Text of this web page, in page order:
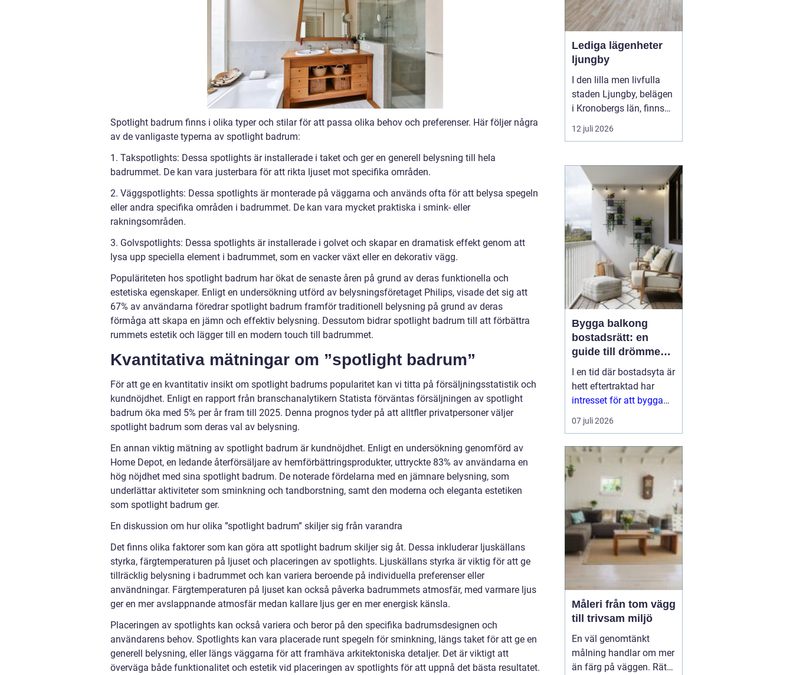
Spotlight badrum finns i olika typer och stilar för att passa olika behov och preferenser. Här följer några
av de vanligaste typerna av spotlight badrum:
1. Takspotlights: Dessa spotlights är installerade i taket och ger en generell belysning till hela
badrummet. De kan vara justerbara för att rikta ljuset mot specifika områden.
2. Väggspotlights: Dessa spotlights är monterade på väggarna och används ofta för att belysa spegeln
eller andra specifika områden i badrummet. De kan vara mycket praktiska i smink- eller
rakningsområden.
3. Golvspotlights: Dessa spotlights är installerade i golvet och skapar en dramatisk effekt genom att
lysa upp speciella element i badrummet, som en vacker växt eller en dekorativ vägg.
Populäriteten hos spotlight badrum har ökat de senaste åren på grund av deras funktionella och
estetiska egenskaper. Enligt en undersökning utförd av belysningsföretaget Philips, visade det sig att
67% av användarna föredrar spotlight badrum framför traditionell belysning på grund av deras
förmåga att skapa en jämn och effektiv belysning. Dessutom bidrar spotlight badrum till att förbättra
rummets estetik och lägger till en modern touch till badrummet.
Kvantitativa mätningar om ”spotlight badrum”
För att ge en kvantitativ insikt om spotlight badrums popularitet kan vi titta på försäljningsstatistik och
kundnöjdhet. Enligt en rapport från branschanalytikern Statista förväntas försäljningen av spotlight
badrum öka med 5% per år fram till 2025. Denna prognos tyder på att alltfler privatpersoner väljer
spotlight badrum som deras val av belysning.
En annan viktig mätning av spotlight badrum är kundnöjdhet. Enligt en undersökning genomförd av
Home Depot, en ledande återförsäljare av hemförbättringsprodukter, uttryckte 83% av användarna en
hög nöjdhet med sina spotlight badrum. De noterade fördelarna med en jämnare belysning, som
underlättar aktiviteter som sminkning och tandborstning, samt den moderna och eleganta estetiken
som spotlight badrum ger.
En diskussion om hur olika ”spotlight badrum” skiljer sig från varandra
Det finns olika faktorer som kan göra att spotlight badrum skiljer sig åt. Dessa inkluderar ljuskällans
styrka, färgtemperaturen på ljuset och placeringen av spotlights. Ljuskällans styrka är viktig för att ge
tillräcklig belysning i badrummet och kan variera beroende på individuella preferenser eller
användningar. Färgtemperaturen på ljuset kan också påverka badrummets atmosfär, med varmare ljus
ger en mer avslappnande atmosfär medan kallare ljus ger en mer energisk känsla.
Placeringen av spotlights kan också variera och beror på den specifika badrumsdesignen och
användarens behov. Spotlights kan vara placerade runt spegeln för sminkning, längs taket för att ge en
generell belysning, eller längs väggarna för att framhäva arkitektoniska detaljer. Det är viktigt att
överväga både funktionalitet och estetik vid placeringen av spotlights för att uppnå det bästa resultatet.
Lediga lägenheter
ljungby
I den lilla men livfulla
staden Ljungby, belägen
i Kronobergs län, finns
en dynamisk marknad
för bostadssökande.
Ljungbyhar blivit ett hett
ämne för många, då
staden erbjuder en u...
12 juli 2026
Bygga balkong
bostadsrätt: en
guide till drömmen
om extra yta
I en tid där bostadsyta är
hett eftertraktad har
intresset för att bygga
balkong
bostadsrättsförening
balkon...
07 juli 2026
Måleri från tom vägg
till trivsam miljö
En väl genomtänkt
målning handlar om mer
än färg på väggen. Rätt